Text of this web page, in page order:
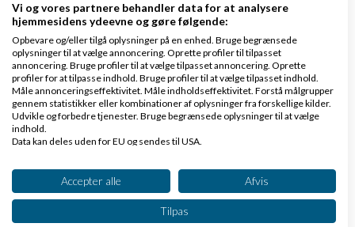
Ratepension og B-indkomst
Nyeste indlægafHank664,den 29-07-2026 kl.
16:24
1 svar
Importmoms
gelatodk
Vi og vores partnere behandler data for at analysere
hjemmesidens ydeevne og gøre følgende:
Opbevare og/eller tilgå oplysninger på en enhed. Bruge begrænsede
oplysninger til at vælge annoncering. Oprette profiler til tilpasset
annoncering. Bruge profiler til at vælge tilpasset annoncering. Oprette
profiler for at tilpasse indhold. Bruge profiler til at vælge tilpasset indhold.
Måle annonceringseffektivitet. Måle indholdseffektivitet. Forstå målgrupper
gennem statistikker eller kombinationer af oplysninger fra forskellige kilder.
Udvikle og forbedre tjenester. Bruge begrænsede oplysninger til at vælge
indhold.
Data kan deles uden for EU og sendes til USA.
Se partnerliste (2 IAB-leverandører)
Vi bruger dine data til følgende formål:
IAB's behandlingsformål:
Accepter alle Afvis
Tilpas